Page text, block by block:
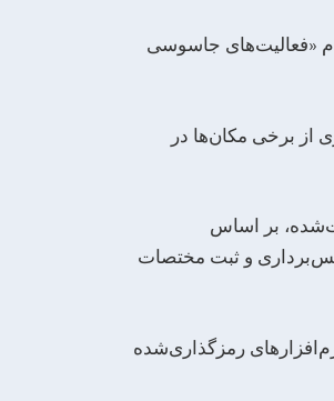
«فعالیت‌های جاسوسی
از برخی مکان‌ها در
بر اساس
و ثبت مختصات
رمزگذاری‌شده